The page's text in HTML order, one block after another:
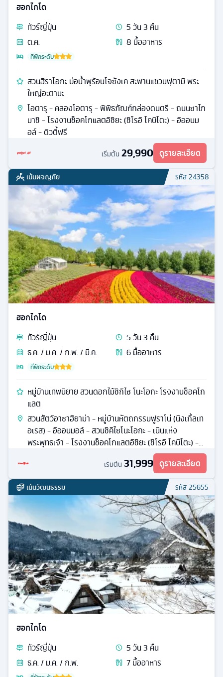
ฮอกไกโด
ทัวร์ญี่ปุ่น 5วัน3 คืน
ต.ค.
8 มื้ออาหาร
ที่พักระดับ
สวนฮิราโอกะ บ่อน้ำพุร้อนโจซังเค สะพานแขวนฟุตามิ พระ
ใหญ่อะตามะ
โอตารุ - คลองโอตารุ - พิพิธภัณฑ์กล่องดนตรี - ถนนซาไก
มาชิ - โรงงานช็อคโกแลตอิชิยะ (ชิโรอิ โคบิโตะ) - อิออนม
อล์ - ดิวตี้ฟรี
เริ่มต้น 29,990 ดูรายละเอียด
เน้นผจญภัย รหัส24358
ฮอกไกโด
ทัวร์ญี่ปุ่น 5วัน3 คืน
ธ.ค. / ม.ค. / ก.พ. / มี.ค.
6มื้ออาหาร
ที่พักระดับ
หมู่บ้านเทพนิยาย สวนดอกไม้ชิกิไซ โนะโอกะ โรงงานช็อคโก
แลต
สวนสัตว์อาซาฮิยาม่า - หมู่บ้านหัตถกรรมฟูราโน่ (นิงเกิ้ลเท
อเรส) - อิออนมอล์ - สวนชิคิไซโนะโอกะ - เนินแห่ง
พระพุทธเจ้า - โรงงานช็อคโกแลตอิชิยะ (ชิโรอิ โคบิโตะ) -
เริ่มต้น 31,999 ดูรายละเอียด
เน้นวัฒนธรรม รหัส25655
ฮอกไกโด
ทัวร์ญี่ปุ่น 5วัน3 คืน
ธ.ค. / ม.ค. / ก.พ.
7มื้ออาหาร